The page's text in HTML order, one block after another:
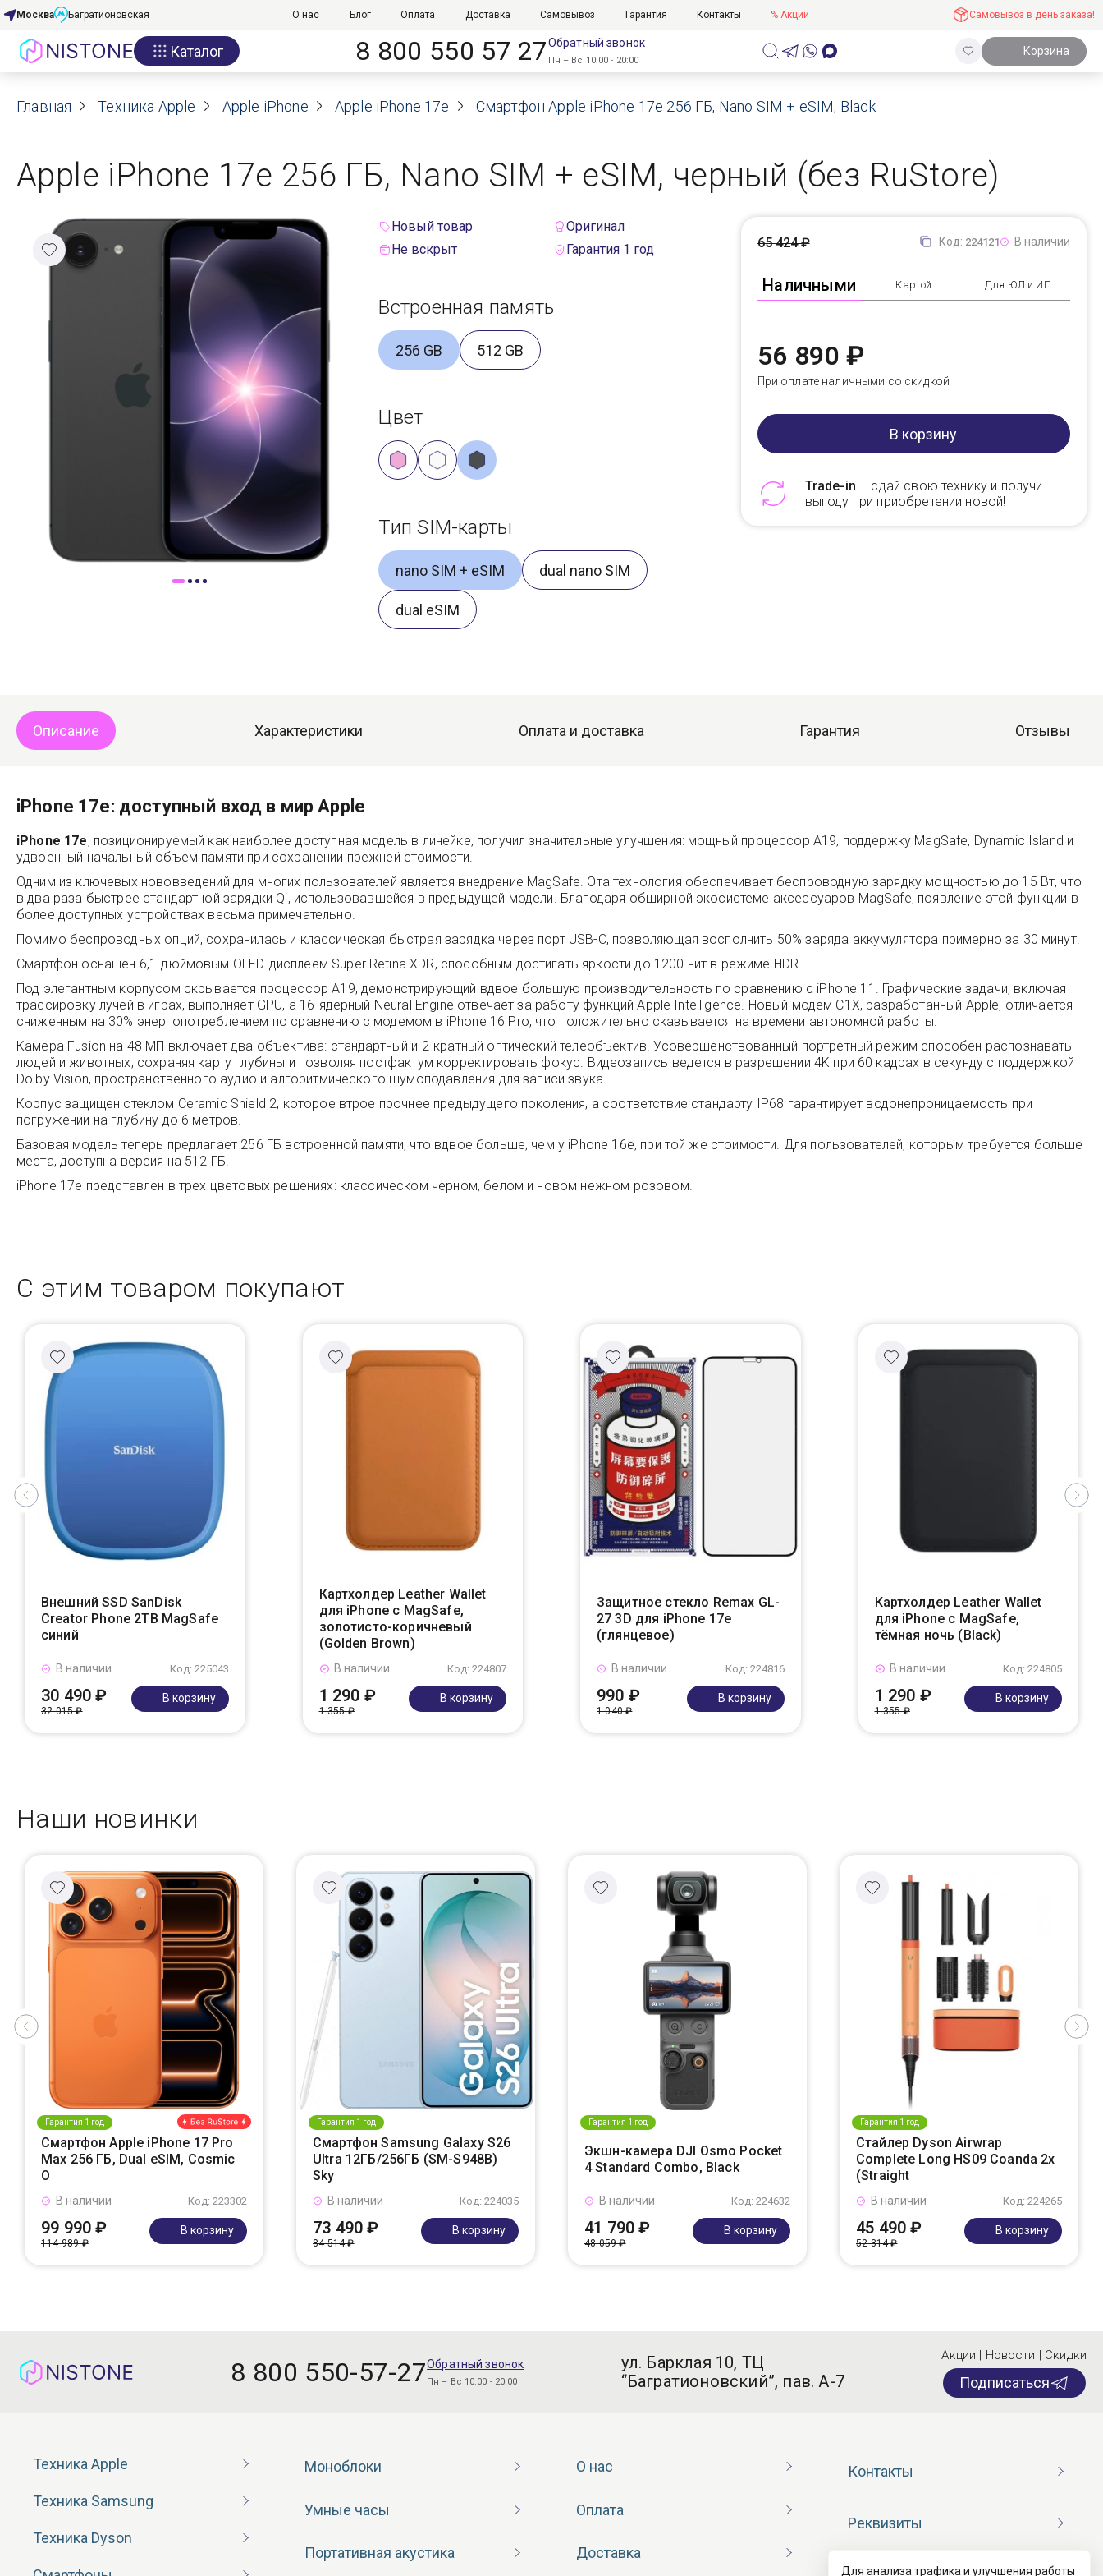
Акции
О нас
Реквизиты
Доставка
Москва Багратионовская О нас Блог Оплата Доставка Самовывоз Гарантия Контакты % Акции Самовывоз в день заказа!
Каталог 8 800 550 57 27Обратный звонок
Пн – Вс 10:00 - 20:00
Корзина
Главная Техника Apple Apple iPhone Apple iPhone 17e Смартфон Apple iPhone 17e 256 ГБ, Nano SIM + eSIM, Black
Apple iPhone 17e 256 ГБ, Nano SIM + eSIM, черный (без RuStore)
Новый товар
Оригинал
Не вскрыт
Гарантия 1 год
Встроенная память
256 GB 512 GB
Цвет
Тип SIM-карты
nano SIM + eSIM dual nano SIM
dual eSIM
Код: 224121 В наличии
Наличными Картой Для ЮЛ и ИП
65 424 ₽
56 890 ₽
При оплате наличными со скидкой
В корзину
Trade-in – сдай свою технику и получи
выгоду при приобретении новой!
Описание Характеристики Оплата и доставка Гарантия Отзывы
iPhone 17e: доступный вход в мир Apple
iPhone 17e, позиционируемый как наиболее доступная модель в линейке, получил значительные улучшения: мощный процессор A19, поддержку MagSafe, Dynamic Island и
удвоенный начальный объем памяти при сохранении прежней стоимости.
Одним из ключевых нововведений для многих пользователей является внедрение MagSafe. Эта технология обеспечивает беспроводную зарядку мощностью до 15 Вт, что
в два раза быстрее стандартной зарядки Qi, использовавшейся в предыдущей модели. Благодаря обширной экосистеме аксессуаров MagSafe, появление этой функции в
более доступных устройствах весьма примечательно.
Помимо беспроводных опций, сохранилась и классическая быстрая зарядка через порт USB-C, позволяющая восполнить 50% заряда аккумулятора примерно за 30 минут.
Смартфон оснащен 6,1-дюймовым OLED-дисплеем Super Retina XDR, способным достигать яркости до 1200 нит в режиме HDR.
Под элегантным корпусом скрывается процессор A19, демонстрирующий вдвое большую производительность по сравнению с iPhone 11. Графические задачи, включая
трассировку лучей в играх, выполняет GPU, а 16-ядерный Neural Engine отвечает за работу функций Apple Intelligence. Новый модем C1X, разработанный Apple, отличается
сниженным на 30% энергопотреблением по сравнению с модемом в iPhone 16 Pro, что положительно сказывается на времени автономной работы.
Камера Fusion на 48 МП включает два объектива: стандартный и 2-кратный оптический телеобъектив. Усовершенствованный портретный режим способен распознавать
людей и животных, сохраняя карту глубины и позволяя постфактум корректировать фокус. Видеозапись ведется в разрешении 4K при 60 кадрах в секунду с поддержкой
Dolby Vision, пространственного аудио и алгоритмического шумоподавления для записи звука.
Корпус защищен стеклом Ceramic Shield 2, которое втрое прочнее предыдущего поколения, а соответствие стандарту IP68 гарантирует водонепроницаемость при
погружении на глубину до 6 метров.
Базовая модель теперь предлагает 256 ГБ встроенной памяти, что вдвое больше, чем у iPhone 16e, при той же стоимости. Для пользователей, которым требуется больше
места, доступна версия на 512 ГБ.
iPhone 17e представлен в трех цветовых решениях: классическом черном, белом и новом нежном розовом.
С этим товаром покупают
Внешний SSD SanDisk
Creator Phone 2TB MagSafe
синий
Код: 225043
В наличии
30 490 ₽
32 015 ₽
В корзину
Картхолдер Leather Wallet
для iPhone с MagSafe,
золотисто-коричневый
(Golden Brown)
Код: 224807
В наличии
1 290 ₽
1 355 ₽
В корзину
Защитное стекло Remax GL-
27 3D для iPhone 17e
(глянцевое)
Код: 224816
В наличии
990 ₽
1 040 ₽
В корзину
Картхолдер Leather Wallet
для iPhone с MagSafe,
тёмная ночь (Black)
Код: 224805
В наличии
1 290 ₽
1 355 ₽
В корзину
Наши новинки
Гарантия 1 год
Смартфон Apple iPhone 17 Pro
Max 256 ГБ, Dual eSIM, Cosmic
O
Код: 223302
В наличии
99 990 ₽
114 989 ₽
В корзину
Гарантия 1 год
Смартфон Samsung Galaxy S26
Ultra 12ГБ/256ГБ (SM-S948B)
Sky
Код: 224035
В наличии
73 490 ₽
84 514 ₽
В корзину
Гарантия 1 год
Экшн-камера DJI Osmo Pocket
4 Standard Combo, Black
Код: 224632
В наличии
41 790 ₽
48 059 ₽
В корзину
Гарантия 1 год
Стайлер Dyson Airwrap
Complete Long HS09 Coanda 2x
(Straight
Код: 224265
В наличии
45 490 ₽
52 314 ₽
В корзину
8 800 550-57-27Обратный звонок
Пн – Вс 10:00 - 20:00
ул. Барклая 10, ТЦ
“Багратионовский”, пав. А-7
Акции | Новости | Скидки
Подписаться
Техника Apple
Техника Samsung
Техника Dyson
Моноблоки
Умные часы
Портативная акустика
О нас
Оплата
Доставка
Контакты
Реквизиты
Для анализа трафика и улучшения работы